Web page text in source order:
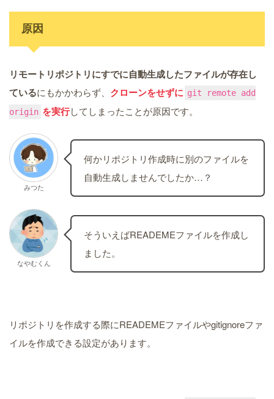
原因
リモートリポジトリにすでに自動生成したファイルが存在し
ているにもかかわらず、 クローンをせずに git remote add
origin を実行してしまったことが原因です。
みつた
何かリポジトリ作成時に別のファイルを
自動生成しませんでしたか…？
なやむくん
そういえばREADEMEファイルを作成し
ました。
リポジトリを作成する際にREADEMEファイルやgitignoreファ
イルを作成できる設定があります。